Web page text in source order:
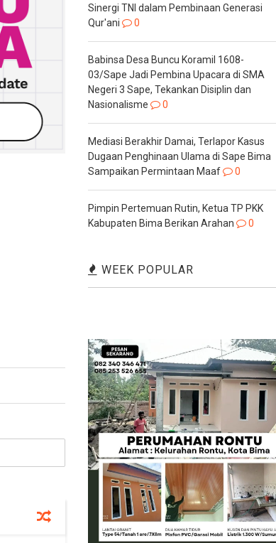
Sinergi TNI dalam Pembinaan Generasi
Qur'ani
0
Babinsa Desa Buncu Koramil 1608-
03/Sape Jadi Pembina Upacara di SMA
Negeri 3 Sape, Tekankan Disiplin dan
Nasionalisme
0
Mediasi Berakhir Damai, Terlapor Kasus
Dugaan Penghinaan Ulama di Sape Bima
Sampaikan Permintaan Maaf
0
Pimpin Pertemuan Rutin, Ketua TP PKK
Kabupaten Bima Berikan Arahan
0
WEEK POPULAR